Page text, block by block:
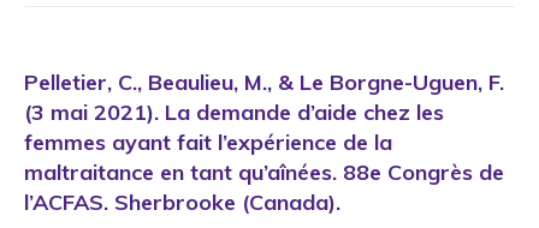
Pelletier, C., Beaulieu, M., & Le Borgne-Uguen, F.
(3 mai 2021). La demande d’aide chez les
femmes ayant fait l’expérience de la
maltraitance en tant qu’aînées. 88e Congrès de
l’ACFAS. Sherbrooke (Canada).